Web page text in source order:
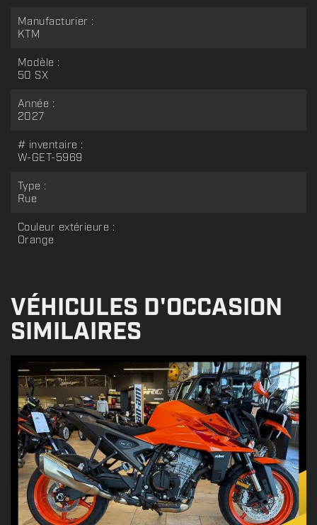
Manufacturier :
KTM
Modèle :
50 SX
Année :
2027
# inventaire :
W-GET-5969
Type :
Rue
Couleur extérieure :
Orange
VÉHICULES D'OCCASION
SIMILAIRES